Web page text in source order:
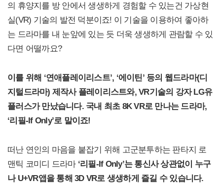
의 휴양지를 방 안에서 생생하게 경험할 수 있는건 가상현
실(VR) 기술의 발전 덕분이죠! 이 기술을 이용하여 좋아하
는 드라마를 내 눈앞에 있는 듯 더욱 생생하게 관람할 수 있
다면 어떨까요?
이를 위해 ‘연애플레이리스트’, ‘에이틴’ 등의 웹드라마(디
지털드라마) 제작사 플레이리스트와, VR기술의 강자 LG유
플러스가 만났습니다. 국내 최초 8K VR로 만나는 드라마,
‘리필-If Only’로 말이죠!
떠난 연인의 마음을 붙잡기 위해 고군분투하는 판타지 로
맨틱 코미디 드라마 ‘리필-If Only’는 통신사 상관없이 누구
나 U+VR앱을 통해 3D VR로 생생하게 즐길 수 있습니다.